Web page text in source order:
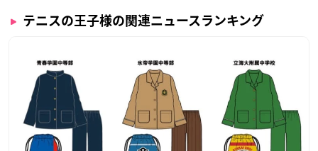
テニスの王子様の関連ニュースランキング